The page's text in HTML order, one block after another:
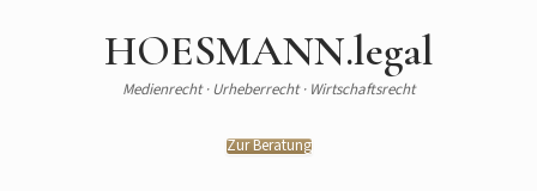
HOESMANN.legal
Medienrecht · Urheberrecht · Wirtschaftsrecht
Zur Beratung